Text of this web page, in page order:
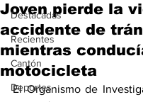
Destacadas
Recientes
Cantón
Deportes
Joven pierde la
accidente de
mientras
motocicleta
El Organismo de